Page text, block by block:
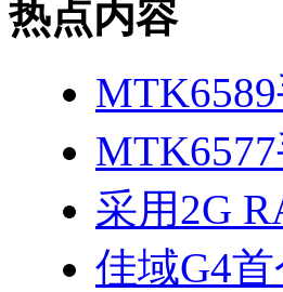
热点内容
采用2G
佳域G4